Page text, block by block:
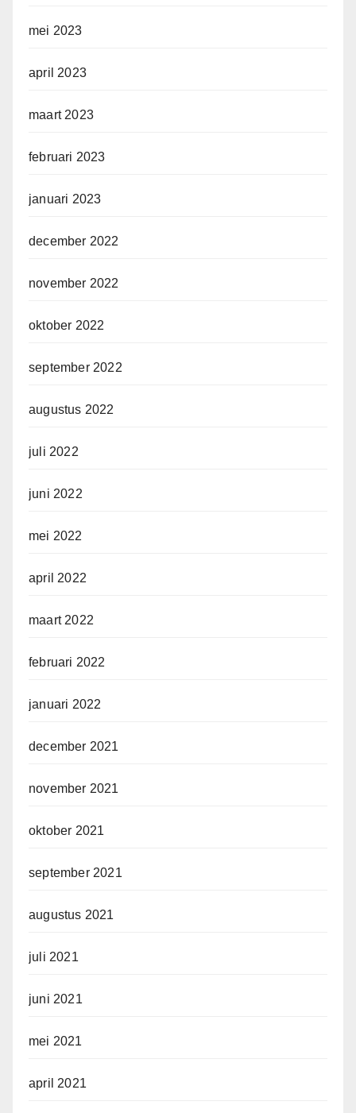
mei 2023
april 2023
maart 2023
februari 2023
januari 2023
december 2022
november 2022
oktober 2022
september 2022
augustus 2022
juli 2022
juni 2022
mei 2022
april 2022
maart 2022
februari 2022
januari 2022
december 2021
november 2021
oktober 2021
september 2021
augustus 2021
juli 2021
juni 2021
mei 2021
april 2021